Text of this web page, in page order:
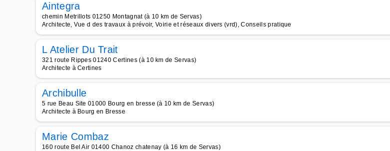
Aintegra
chemin Metrillots 01250 Montagnat (à 10 km de Servas)
Architecte, Vue d des travaux à prévoir, Voirie et réseaux divers (vrd), Conseils pratique
L Atelier Du Trait
321 route Rippes 01240 Certines (à 10 km de Servas)
Architecte à Certines
Archibulle
5 rue Beau Site 01000 Bourg en bresse (à 10 km de Servas)
Architecte à Bourg en Bresse
Marie Combaz
160 route Bel Air 01400 Chanoz chatenay (à 16 km de Servas)